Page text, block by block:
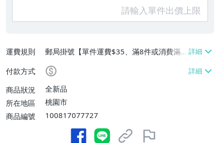
運費規則
郵局掛號【單件運費$35、滿8件或消費滿
$3500免運費】
付款方式
商品狀況
全新品
所在地區
桃園市
商品編號
100817077727